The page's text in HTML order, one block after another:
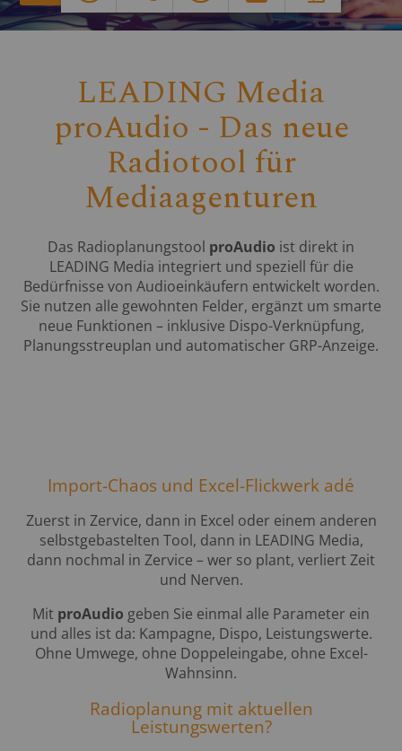
LEADING Media
proAudio - Das neue
Radiotool für
Mediaagenturen
Das Radioplanungstool proAudio ist direkt in
LEADING Media integriert und speziell für die
Bedürfnisse von Audioeinkäufern entwickelt worden.
Sie nutzen alle gewohnten Felder, ergänzt um smarte
neue Funktionen – inklusive Dispo-Verknüpfung,
Planungsstreuplan und automatischer GRP-Anzeige.
Import-Chaos und Excel-Flickwerk adé
Zuerst in Zervice, dann in Excel oder einem anderen
selbstgebastelten Tool, dann in LEADING Media,
dann nochmal in Zervice – wer so plant, verliert Zeit
und Nerven.
Mit proAudio geben Sie einmal alle Parameter ein
und alles ist da: Kampagne, Dispo, Leistungswerte.
Ohne Umwege, ohne Doppeleingabe, ohne Excel-
Wahnsinn.
Radioplanung mit aktuellen
Leistungswerten?